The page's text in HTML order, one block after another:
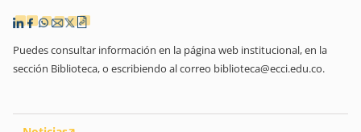
Puedes consultar información en la página web institucional, en la
sección Biblioteca, o escribiendo al correo biblioteca@ecci.edu.co.